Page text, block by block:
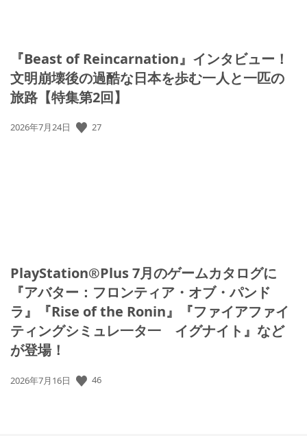
『Beast of Reincarnation』インタビュー！
文明崩壊後の過酷な日本を歩む一人と一匹の
旅路【特集第2回】
公
2026年7月24日 27
PlayStation®Plus 7月のゲームカタログに
『アバター：フロンティア・オブ・パンド
ラ』『Rise of the Ronin』『ファイアファイ
ティングシミュレ一タ一 イグナイト』など
が登場！
公
2026年7月16日 46